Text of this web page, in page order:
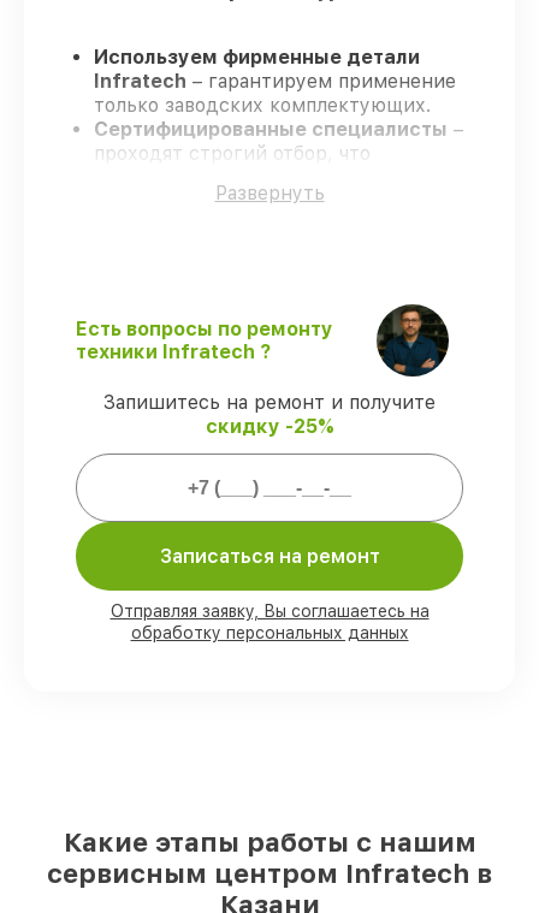
Используем фирменные детали
Infratech – гарантируем применение
только заводских комплектующих.
Сертифицированные специалисты –
проходят строгий отбор, что
устройства после ремонта.
запчасти защищены официальной
гарантией Infratech.
Мы гарантируем:
заказов выполняем в присутствии
90%
запчастей Infratech есть в наличии
в мастерской или на складе в Казани,
остальные доступны для срочного заказа
Оригинальные комплектующие
Infratech и качественные аналоги
Развернуть
Есть вопросы по ремонту
техники Infratech ?
Запишитесь на ремонт и получите
скидку -25%
Записаться на ремонт
Отправляя заявку, Вы соглашаетесь на
обработку персональных данных
Какие этапы работы с нашим
сервисным центром Infratech в
Казани